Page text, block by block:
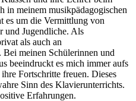
in meinem musikpädagogischen
es um die Vermittlung von
und Jugendliche. Als
als auch an
meinen Schülerinnen und
beeindruckt es mich immer aufs
Fortschritte freuen. Dieses
Sinn des Klavierunterrichts.
Erfahrungen.